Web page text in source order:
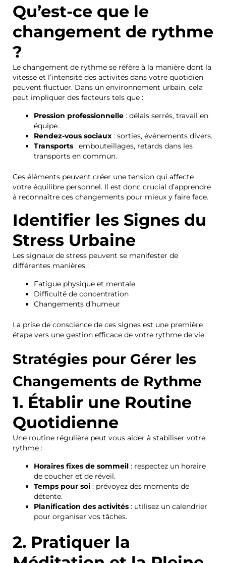
Qu’est-ce que le
changement de rythme
?
Le changement de rythme se réfère à la manière dont la
vitesse et l’intensité des activités dans votre quotidien
peuvent fluctuer. Dans un environnement urbain, cela
peut impliquer des facteurs tels que :
Pression professionnelle : délais serrés, travail en
équipe.
Rendez-vous sociaux : sorties, événements divers.
Transports : embouteillages, retards dans les
transports en commun.
Ces éléments peuvent créer une tension qui affecte
votre équilibre personnel. Il est donc crucial d’apprendre
à reconnaître ces changements pour mieux y faire face.
Identifier les Signes du
Stress Urbaine
Les signaux de stress peuvent se manifester de
différentes manières :
Fatigue physique et mentale
Difficulté de concentration
Changements d’humeur
La prise de conscience de ces signes est une première
étape vers une gestion efficace de votre rythme de vie.
Stratégies pour Gérer les
Changements de Rythme
1. Établir une Routine
Quotidienne
Une routine régulière peut vous aider à stabiliser votre
rythme :
Horaires fixes de sommeil : respectez un horaire
de coucher et de réveil.
Temps pour soi : prévoyez des moments de
détente.
Planification des activités : utilisez un calendrier
pour organiser vos tâches.
2. Pratiquer la